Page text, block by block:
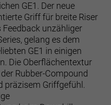
GE1. Der neue
Griff für breite Riser
unzähliger
gelang es dem
GE1 in einigen
Die Oberflächentextur
Rubber-Compound
präzisem Griffgefühl.